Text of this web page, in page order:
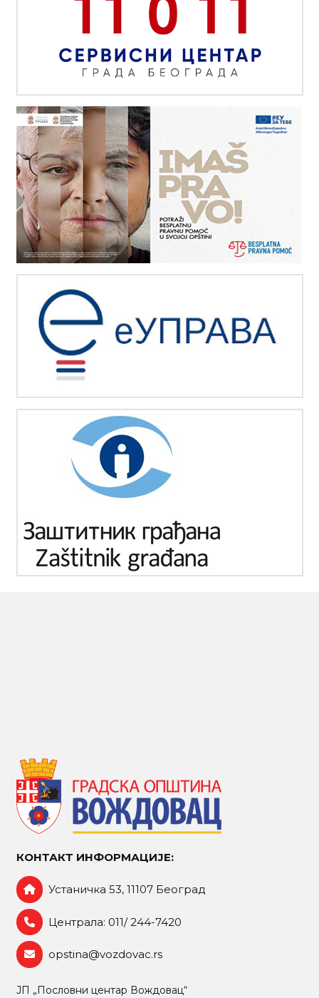
КОНТАКТ ИНФОРМАЦИЈЕ:
Устаничка 53, 11107 Београд
Централа: 011/ 244-7420
opstina@vozdovac.rs
ЈП „Пословни центар Вождовац“